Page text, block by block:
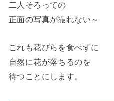
二人そろっての
正面の写真が撮れない～
これも花びらを食べずに
自然に花が落ちるのを
待つことにします。